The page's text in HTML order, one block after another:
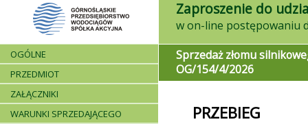
Zaproszenie do
OGÓLNE
PRZEDMIOT
ZAŁĄCZNIKI
WARUNKI SPRZEDAJĄCEGO
Sprzedaż złomu
OG/154/4/2026
PRZEBIEG